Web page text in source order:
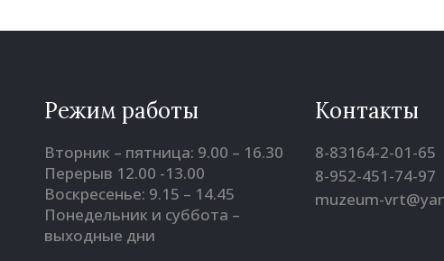
Режим работы
Вторник – пятница: 9.00 – 16.30
Перерыв 12.00 -13.00
Воскресенье: 9.15 – 14.45
Понедельник и суббота –
выходные дни
Контакты
8-83164-2-01-65
8-952-451-74-97
muzeum-